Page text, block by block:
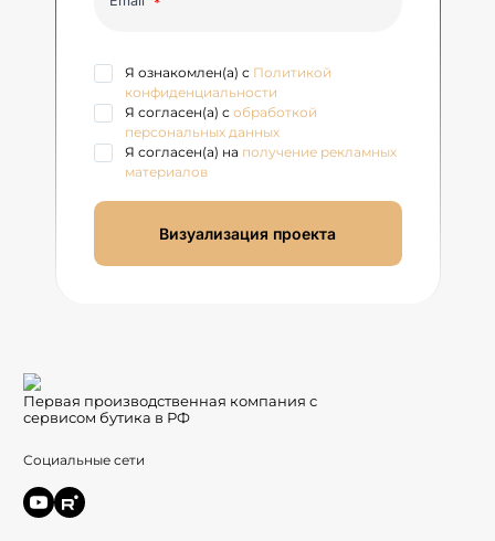
Я ознакомлен(а) с Политикой
конфиденциальности
Я согласен(а) с обработкой
персональных данных
Я согласен(а) на получение рекламных
материалов
Визуализация проекта
Первая производственная компания с
сервисом бутика в РФ
Социальные сети